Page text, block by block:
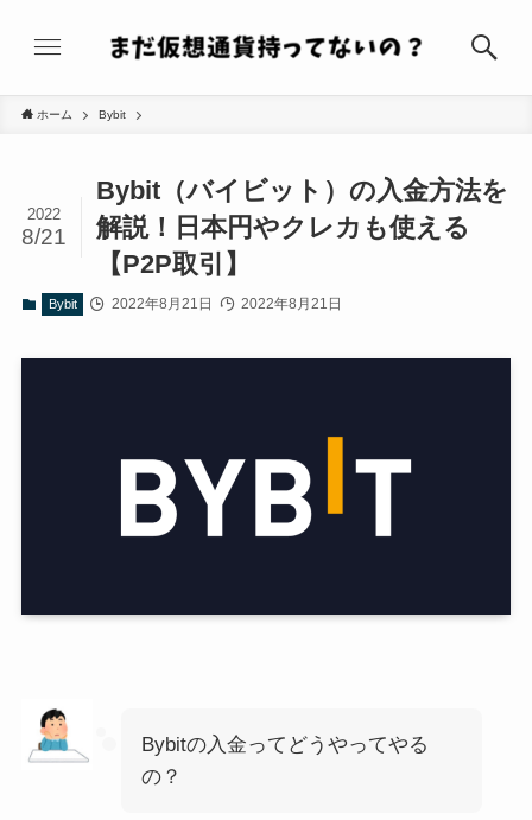
ホーム Bybit
Bybit（バイビット）の入金方法を
解説！日本円やクレカも使える
【P2P取引】
2022
8/21
Bybit 2022年8月21日 2022年8月21日
Bybitの入金ってどうやってやる
の？